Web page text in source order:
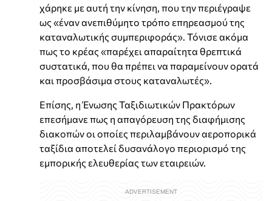
χάρηκε με αυτή την κίνηση, που την περιέγραψε
ως «έναν ανεπιθύμητο τρόπο επηρεασμού της
καταναλωτικής συμπεριφοράς». Τόνισε ακόμα
πως το κρέας «παρέχει απαραίτητα θρεπτικά
συστατικά, που θα πρέπει να παραμείνουν ορατά
και προσβάσιμα στους καταναλωτές».
Επίσης, η Ένωσης Ταξιδιωτικών Πρακτόρων
επεσήμανε πως η απαγόρευση της διαφήμισης
διακοπών οι οποίες περιλαμβάνουν αεροπορικά
ταξίδια αποτελεί δυσανάλογο περιορισμό της
εμπορικής ελευθερίας των εταιρειών.